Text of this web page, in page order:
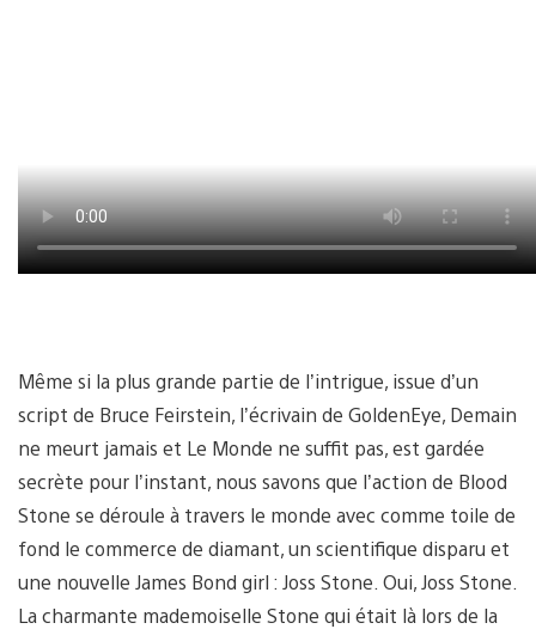
Même si la plus grande partie de l’intrigue, issue d’un
script de Bruce Feirstein, l’écrivain de GoldenEye, Demain
ne meurt jamais et Le Monde ne suffit pas, est gardée
secrète pour l’instant, nous savons que l’action de Blood
Stone se déroule à travers le monde avec comme toile de
fond le commerce de diamant, un scientifique disparu et
une nouvelle James Bond girl : Joss Stone. Oui, Joss Stone.
La charmante mademoiselle Stone qui était là lors de la